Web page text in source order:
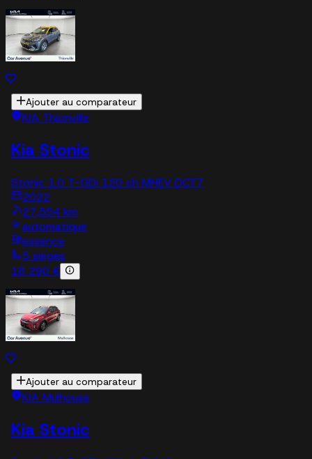
Ajouter au comparateur
KIA Thionville
Kia Stonic
Stonic 1.0 T-GDi 120 ch MHEV DCT7
2022
27,554 km
automatique
essence
5 sieges
18 290 €
Ajouter au comparateur
KIA Mulhouse
Kia Stonic